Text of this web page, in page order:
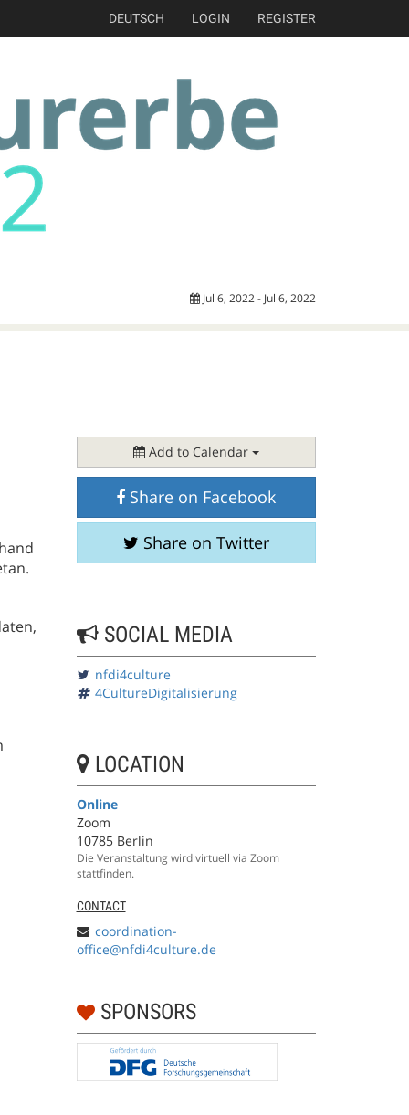
DEUTSCH LOGIN REGISTER
Jul 6, 2022 - Jul 6, 2022
Add to Calendar
Share on Facebook
Share on Twitter
SOCIAL MEDIA
nfdi4culture
4CultureDigitalisierung
LOCATION
Online
Zoom
10785 Berlin
Die Veranstaltung wird virtuell via Zoom
stattfinden.
CONTACT
coordination-
office@nfdi4culture.de
SPONSORS